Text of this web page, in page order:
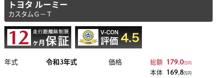
トヨタ ルーミー
カスタムＧ－Ｔ
年式 令和3年式 価格 総額 179.0万円
本体 169.8万円